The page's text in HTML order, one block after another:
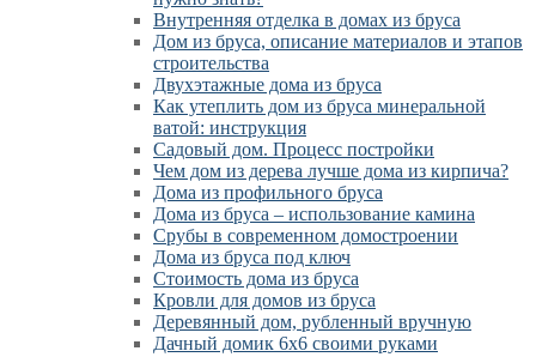
Внутренняя отделка в домах из бруса
Дом из бруса, описание материалов и этапов
строительства
Двухэтажные дома из бруса
Как утеплить дом из бруса минеральной
ватой: инструкция
Садовый дом. Процесс постройки
Чем дом из дерева лучше дома из кирпича?
Дома из профильного бруса
Дома из бруса – использование камина
Срубы в современном домостроении
Дома из бруса под ключ
Стоимость дома из бруса
Кровли для домов из бруса
Деревянный дом, рубленный вручную
Дачный домик 6х6 своими руками